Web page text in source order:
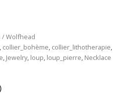
/ Wolfhead
, collier_bohème, collier_lithotherapie,
, Jewelry, loup, loup_pierre, Necklace